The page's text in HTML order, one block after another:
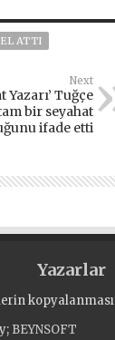
EL ATTI
Next
Tuğçe
bir seyahat
ifade etti
Yazarlar
kopyalanması
BEYNSOFT